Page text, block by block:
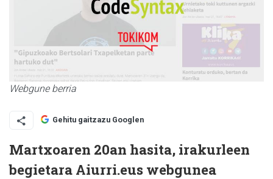
Webgune berria
Gehitu gaitzazu Googlen
Martxoaren 20an hasita, irakurleen
begietara Aiurri.eus webgunea